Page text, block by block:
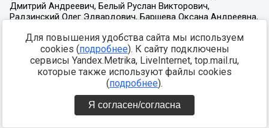
Для повышения удобства сайта мы используем
cookies (подробнее). К сайту подключены
сервисы Yandex.Metrika, LiveInternet, top.mail.ru,
которые также используют файлы cookies
(подробнее).
Я согласен/согласна